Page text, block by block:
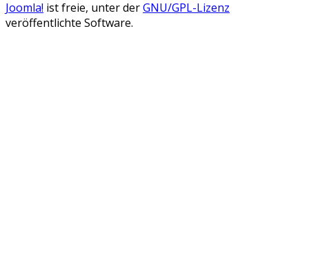
Joomla! ist freie, unter derGNU/GPL-Lizenz
veröffentlichte Software.